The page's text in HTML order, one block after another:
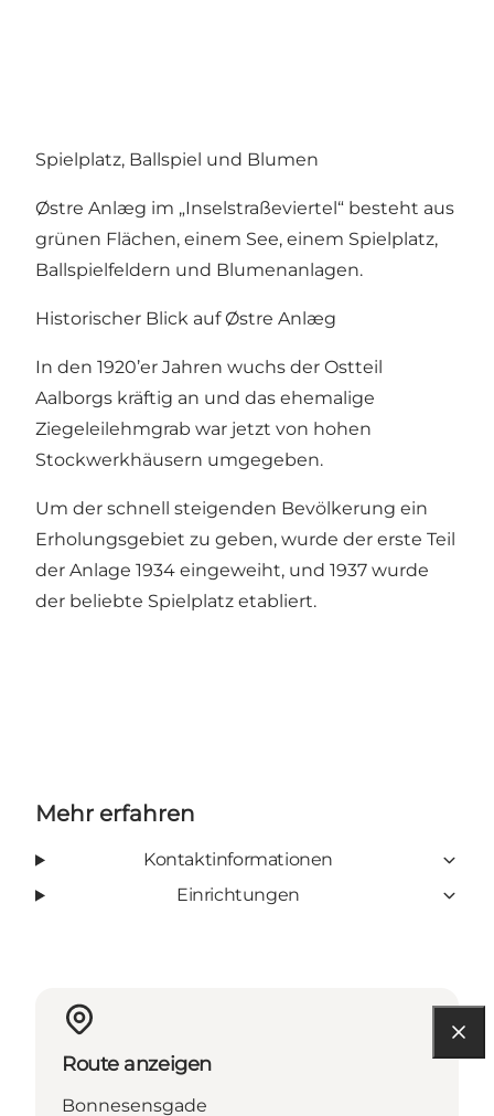
Spielplatz, Ballspiel und Blumen
Østre Anlæg im „Inselstraßeviertel“ besteht aus
grünen Flächen, einem See, einem Spielplatz,
Ballspielfeldern und Blumenanlagen.
Historischer Blick auf Østre Anlæg
In den 1920’er Jahren wuchs der Ostteil
Aalborgs kräftig an und das ehemalige
Ziegeleilehmgrab war jetzt von hohen
Stockwerkhäusern umgegeben.
Um der schnell steigenden Bevölkerung ein
Erholungsgebiet zu geben, wurde der erste Teil
der Anlage 1934 eingeweiht, und 1937 wurde
der beliebte Spielplatz etabliert.
Mehr erfahren
Kontaktinformationen
Einrichtungen
Route anzeigen
Bonnesensgade